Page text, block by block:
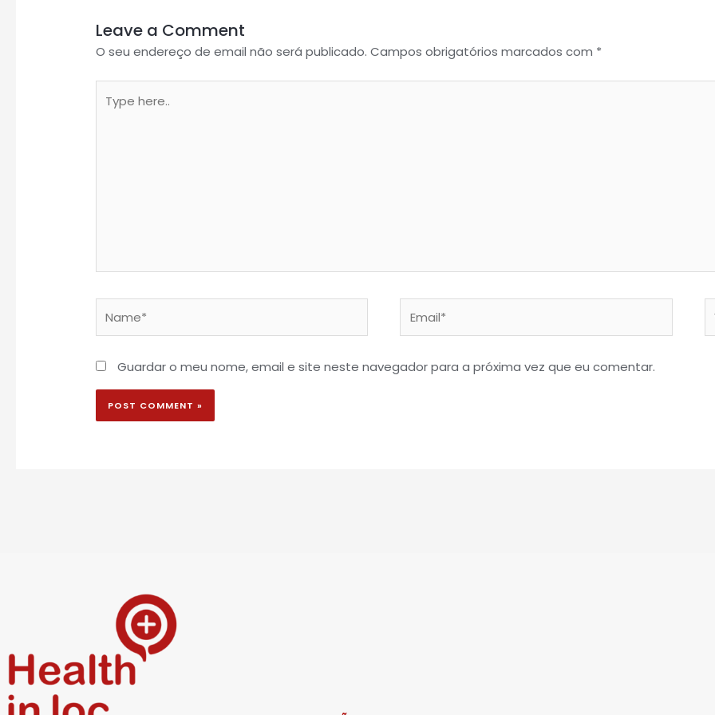
Leave a Comment
O seu endereço de email não será publicado. Campos obrigatórios marcados com *
here..
Guardar o meu nome, email e site neste navegador para a próxima vez que eu comentar.